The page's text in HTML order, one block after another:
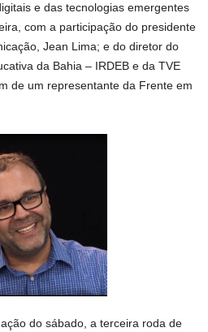
e das tecnologias emergentes
com a participação do presidente
Jean Lima; e do diretor do
da Bahia – IRDEB e da TVE
de um representante da Frente em
do sábado, a terceira roda de